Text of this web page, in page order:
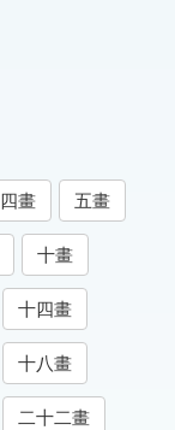
四畫 五畫
十畫
十四畫
十八畫
二十二畫